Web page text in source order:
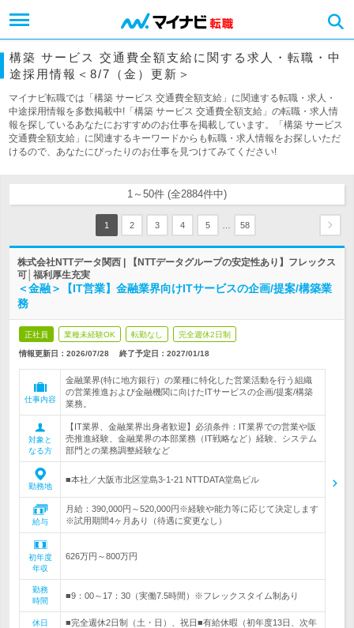
構築 サービス 交通費全額支給に関する求人・転職・中
途採用情報＜8/7（金）更新＞
マイナビ転職では「構築 サービス 交通費全額支給」に関連する転職・求人・
中途採用情報を多数掲載中!「構築 サービス 交通費全額支給」の転職・求人情
報を探しているあなたにおすすめのお仕事を掲載しています。「構築 サービス
交通費全額支給」に関連するキーワードからも転職・求人情報をお探しいただ
けるので、あなたにぴったりのお仕事を見つけてみてください!
1～50件 (全2884件中)
1 2 3 4 5 58
株式会社NTTデータ関西 | 【NTTデータグループの安定性あり】フレックス
可│福利厚生充実
＜金融＞【IT営業】金融業界向けITサービスの企画/提案/構築業
務
正社員 業種未経験OK 転勤なし 完全週休2日制
情報更新日：2026/07/28 終了予定日： 2027/01/18
仕事内容
金融業界(特に地方銀行）の業種に特化した営業活動を行う組織
の営業推進および金融機関に向けたITサービスの企画/提案/構築
業務。
対象と
なる方
【IT業界、金融業界出身者歓迎】必須条件：IT業界での営業や販
売推進経験、金融業界の本部業務（IT戦略など）経験、システム
部門との業務調整経験など
勤務地
■本社／大阪市北区堂島3-1-21 NTTDATA堂島ビル
給与
月給：390,000円～520,000円※経験や能力等に応じて決定します
※試用期間4ヶ月あり（待遇に変更なし）
初年度
年収
626万円～800万円
勤務
時間
■9：00～17：30（実働7.5時間）※フレックスタイム制あり
休日
■完全週休2日制（土・日）、祝日■有給休暇（初年度13日、次年